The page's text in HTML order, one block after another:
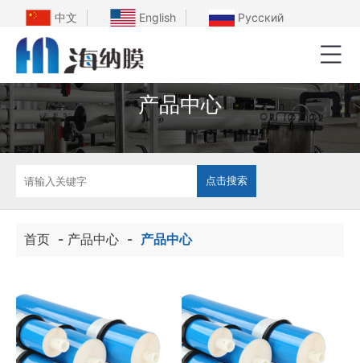
中文 English Русский
产品中心
首页 - 产品中心 - 产品中心